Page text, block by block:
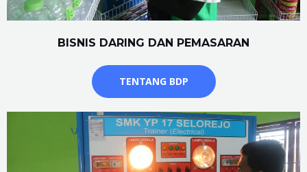
BISNIS DARING DAN PEMASARAN
TENTANG BDP